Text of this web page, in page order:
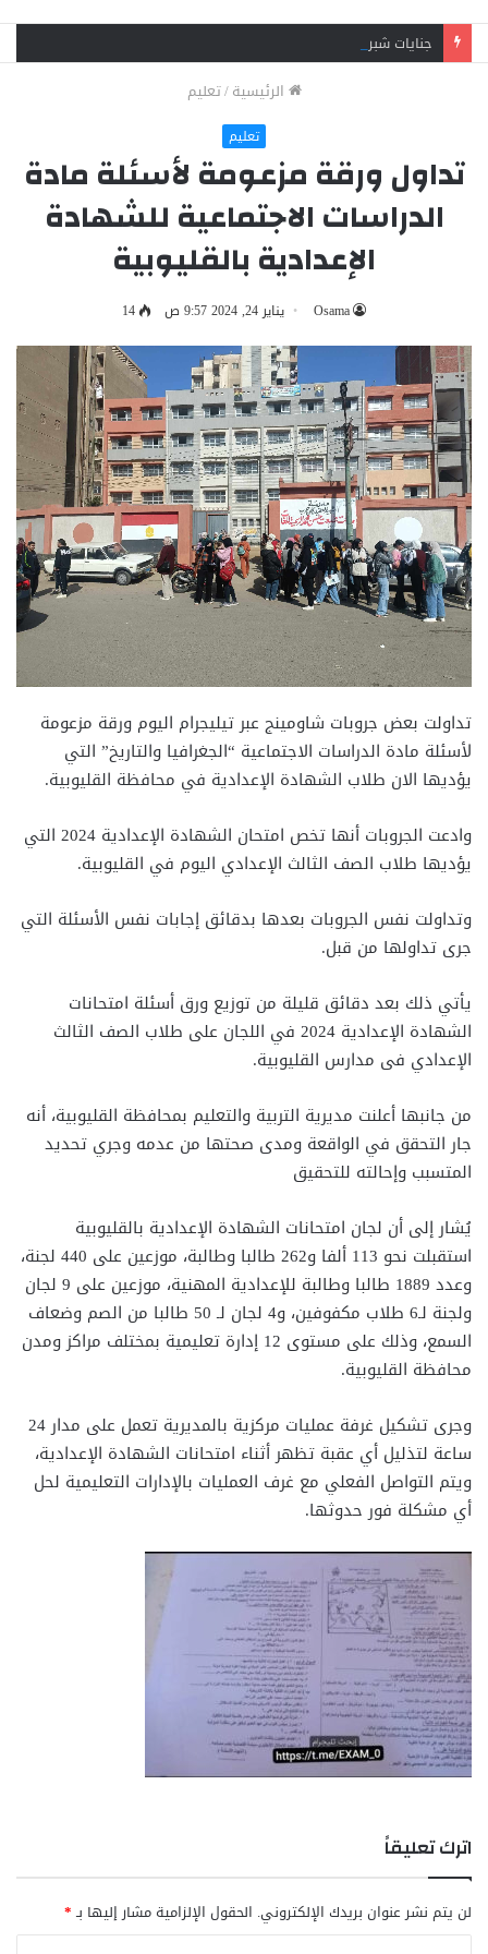
الرئيسية/تعليم
تعليم
تداول ورقة مزعومة لأسئلة مادة
الدراسات الاجتماعية للشهادة
الإعدادية بالقليوبية
Osama يناير 24, 2024 9:57 ص 14
تداولت بعض جروبات شاومينج عبر تيليجرام اليوم ورقة مزعومة
لأسئلة مادة الدراسات الاجتماعية “الجغرافيا والتاريخ” التي
يؤديها الان طلاب الشهادة الإعدادية في محافظة القليوبية.
وادعت الجروبات أنها تخص امتحان الشهادة الإعدادية 2024 التي
يؤديها طلاب الصف الثالث الإعدادي اليوم في القليوبية.
وتداولت نفس الجروبات بعدها بدقائق إجابات نفس الأسئلة التي
جرى تداولها من قبل.
يأتي ذلك بعد دقائق قليلة من توزيع ورق أسئلة امتحانات
الشهادة الإعدادية 2024 في اللجان على طلاب الصف الثالث
الإعدادي فى مدارس القليوبية.
من جانبها أعلنت مديرية التربية والتعليم بمحافظة القليوبية، أنه
جار التحقق في الواقعة ومدى صحتها من عدمه وجري تحديد
المتسبب وإحالته للتحقيق
يُشار إلى أن لجان امتحانات الشهادة الإعدادية بالقليوبية
استقبلت نحو 113 ألفا و262 طالبا وطالبة، موزعين على 440 لجنة،
وعدد 1889 طالبا وطالبة للإعدادية المهنية، موزعين على 9 لجان
ولجنة لـ6 طلاب مكفوفين، و4 لجان لـ 50 طالبا من الصم وضعاف
السمع، وذلك على مستوى 12 إدارة تعليمية بمختلف مراكز ومدن
محافظة القليوبية.
وجرى تشكيل غرفة عمليات مركزية بالمديرية تعمل على مدار 24
ساعة لتذليل أي عقبة تظهر أثناء امتحانات الشهادة الإعدادية،
ويتم التواصل الفعلي مع غرف العمليات بالإدارات التعليمية لحل
أي مشكلة فور حدوثها.
اترك تعليقاً
لن يتم نشر عنوان بريدك الإلكتروني. الحقول الإلزامية مشار إليها بـ*